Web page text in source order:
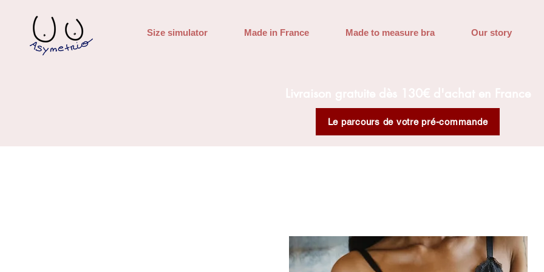
Size simulator Made in France Made to measure bra Our story
Le parcours de votre pré-commande